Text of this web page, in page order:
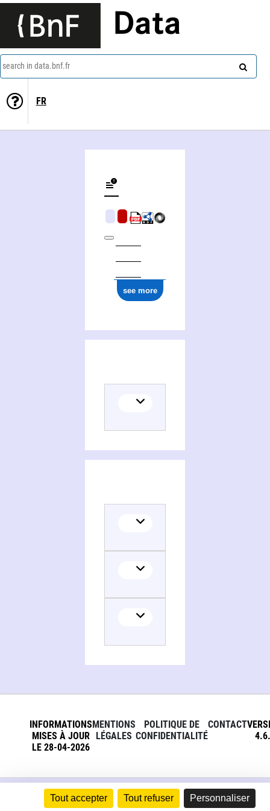
Tout accepter Tout refuser Personnaliser
Data
search in data.bnf.fr
FR
see more
INFORMATIONS
MISES À JOUR
LE 28-04-2026
MENTIONS
LÉGALES
POLITIQUE DE
CONFIDENTIALITÉ
CONTACT